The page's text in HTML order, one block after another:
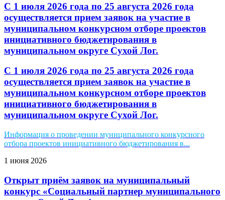
С 1 июля 2026 года по 25 августа 2026 года
осуществляется прием заявок на участие в
муниципальном конкурсном отборе проектов
инициативного бюджетирования в
муниципальном округе Сухой Лог.
С 1 июля 2026 года по 25 августа 2026 года
осуществляется прием заявок на участие в
муниципальном конкурсном отборе проектов
инициативного бюджетирования в
муниципальном округе Сухой Лог.
Информация о проведении муниципального конкурсного
отбора проектов инициативного бюджетирования в...
1 июня 2026
Открыт приём заявок на муниципальный
конкурс «Социальный партнер муниципального